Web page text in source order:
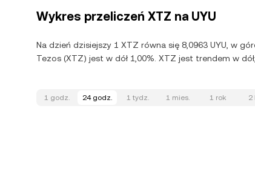
Wykres przeliczeń XTZ na UYU
Na dzień dzisiejszy 1 XTZ równa się 8,0963 UYU, w
Tezos (XTZ) jest w dół 1,00%. XTZ jest trendem w
1 godz. 24 godz. 1 tydz. 1 mies. 1 rok 2